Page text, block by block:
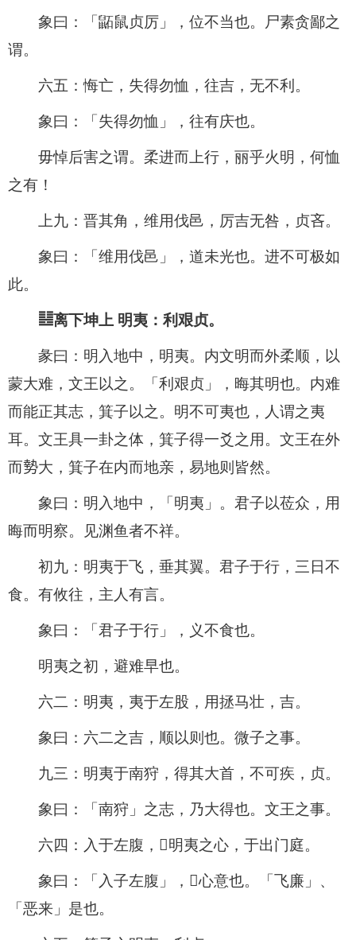
象曰：「鼫鼠贞厉」，位不当也。尸素贪鄙之
谓。
六五：悔亡，失得勿恤，往吉，无不利。
象曰：「失得勿恤」，往有庆也。
毋悼后害之谓。柔进而上行，丽乎火明，何恤
之有！
上九：晋其角，维用伐邑，厉吉无咎，贞吝。
象曰：「维用伐邑」，道未光也。进不可极如
此。
䷣离下坤上 明夷：利艰贞。
彖曰：明入地中，明夷。内文明而外柔顺，以
蒙大难，文王以之。「利艰贞」，晦其明也。内难
而能正其志，箕子以之。明不可夷也，人谓之夷
耳。文王具一卦之体，箕子得一爻之用。文王在外
而𫝑大，箕子在内而地亲，易地则皆然。
象曰：明入地中，「明夷」。君子以莅众，用
晦而明察。见渊鱼者不祥。
初九：明夷于飞，垂其翼。君子于行，三日不
食。有攸往，主人有言。
象曰：「君子于行」，义不食也。
明夷之初，避难早也。
六二：明夷，夷于左股，用拯马壮，吉。
象曰：六二之吉，顺以则也。微子之事。
九三：明夷于南狩，得其大首，不可疾，贞。
象曰：「南狩」之志，乃大得也。文王之事。
六四：入于左腹，𫉬明夷之心，于出门庭。
象曰：「入子左腹」，𫉬心意也。「飞廉」、
「恶来」是也。